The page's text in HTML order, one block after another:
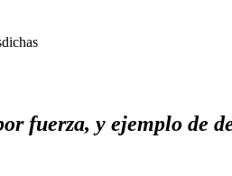
fuerza, y ejemplo de